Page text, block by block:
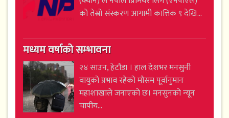
को तेस्रो संस्करण आगामी कात्तिक ९ देखि...
मध्यम वर्षाको सम्भावना
२४ साउन, हेटौंडा । हाल देशभर मनसुनी
वायुको प्रभाव रहेको मौसम पूर्वानुमान
महाशाखाले जनाएको छ। मनसुनको न्यून
चापीय...